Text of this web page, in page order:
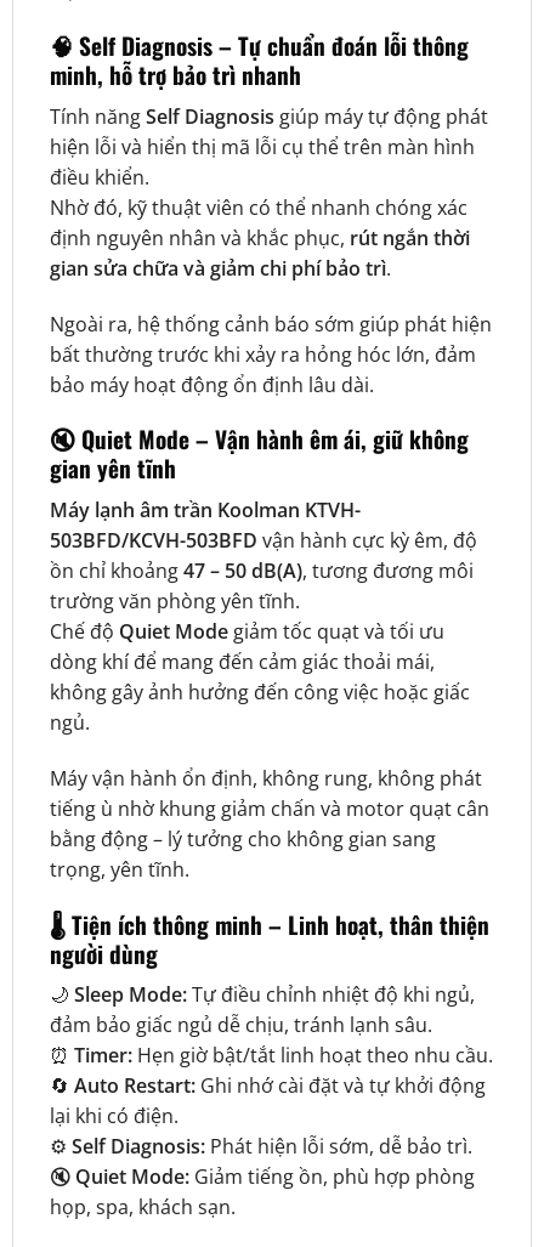
🧠 Self Diagnosis – Tự chuẩn đoán lỗi thông
minh, hỗ trợ bảo trì nhanh
Tính năngSelf Diagnosis giúp máy tự động phát
hiện lỗi và hiển thị mã lỗi cụ thể trên màn hình
điều khiển.
Nhờ đó, kỹ thuật viên có thể nhanh chóng xác
định nguyên nhân và khắc phục, rút ngắn thời
gian sửa chữa và giảm chi phí bảo trì.
Ngoài ra, hệ thống cảnh báo sớm giúp phát hiện
bất thường trước khi xảy ra hỏng hóc lớn, đảm
bảo máy hoạt động ổn định lâu dài.
🔇 Quiet Mode – Vận hành êm ái, giữ không
gian yên tĩnh
Máy lạnh âm trần Koolman KTVH-
503BFD/KCVH-503BFD vận hành cực kỳ êm, độ
ồn chỉ khoảng47 – 50 dB(A), tương đương môi
trường văn phòng yên tĩnh.
Chế độ Quiet Modegiảm tốc quạt và tối ưu
dòng khí để mang đến cảm giác thoải mái,
không gây ảnh hưởng đến công việc hoặc giấc
ngủ.
Máy vận hành ổn định, không rung, không phát
tiếng ù nhờ khung giảm chấn và motor quạt cân
bằng động – lý tưởng cho không gian sang
trọng, yên tĩnh.
🌡️Tiện ích thông minh – Linh hoạt, thân thiện
người dùng
🌙 Sleep Mode:Tự điều chỉnh nhiệt độ khi ngủ,
đảm bảo giấc ngủ dễ chịu, tránh lạnh sâu.
⏰ Timer:Hẹn giờ bật/tắt linh hoạt theo nhu cầu.
🔄 Auto Restart:Ghi nhớ cài đặt và tự khởi động
lại khi có điện.
⚙️ Self Diagnosis:Phát hiện lỗi sớm, dễ bảo trì.
🔇 Quiet Mode:Giảm tiếng ồn, phù hợp phòng
họp, spa, khách sạn.